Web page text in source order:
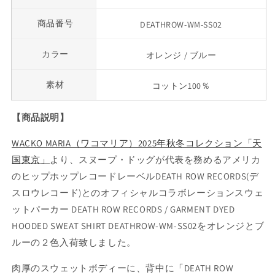
商品番号 DEATHROW-WM-SS02
カラー オレンジ / ブルー
素材 コットン100％
【商品説明】
WACKO MARIA（ワコマリア）2025年秋冬コレクション「天
国東京」 より、スヌープ・ドッグが代表を務めるアメリカ
のヒップホップレコードレーベルDEATH ROW RECORDS(デ
スロウレコード)とのオフィシャルコラボレーションスウェ
ットパーカー DEATH ROW RECORDS / GARMENT DYED
HOODED SWEAT SHIRT DEATHROW-WM-SS02をオレンジとブ
ルーの２色入荷致しました。
肉厚のスウェットボディーに、背中に「DEATH ROW